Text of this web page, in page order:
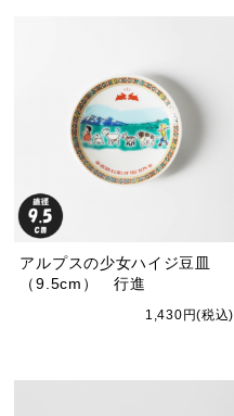
アルプスの少女ハイジ豆皿
（9.5cm） 行進
1,430円(税込)